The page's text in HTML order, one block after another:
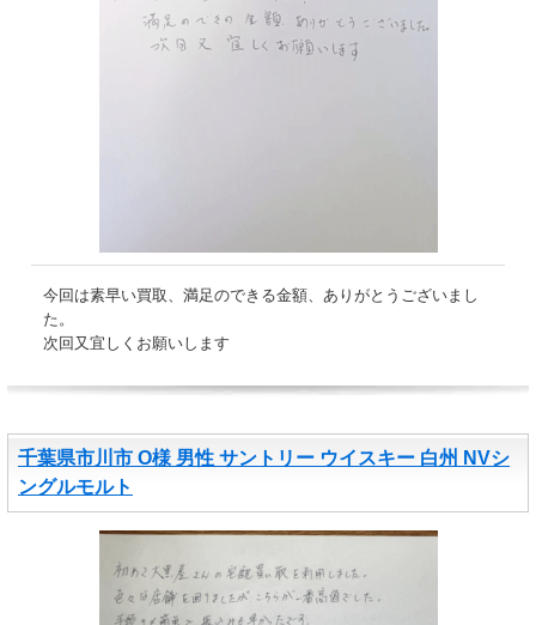
今回は素早い買取、満足のできる金額、ありがとうございまし
た。
次回又宜しくお願いします
千葉県市川市 O様 男性 サントリー ウイスキー 白州 NVシ
ングルモルト